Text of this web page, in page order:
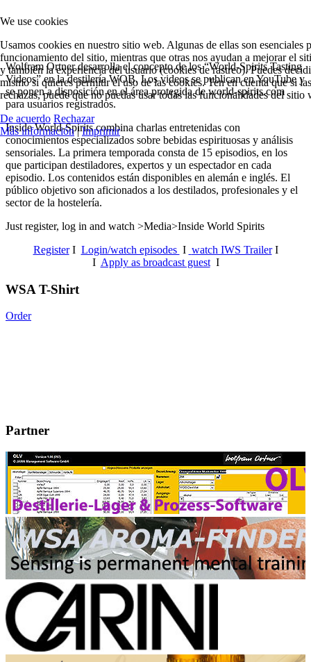
Wolfram Ortner desarrolla el concepto de los “World-Spirits Tasting
Videos” en la destilería WOB. Los videos se publican en YouTube y
se ponen a disposición en el área protegida de world-spirits.com
para usuarios registrados.
Inside World-Spirits combina charlas entretenidas con
conocimientos especializados sobre bebidas espirituosas y análisis
sensoriales. La primera temporada consta de 15 episodios, en los
que participan destiladores, expertos y un espectador en cada
episodio. Los contenidos están disponibles en alemán e inglés. El
público objetivo son aficionados a los destilados, profesionales y el
sector de la hostelería.
Just register, log in and watch >Media>Inside World Spirits
RegisterI Login/watch episodes I watch IWS TrailerI
I Apply as broadcast guestI
WSA T-Shirt
Order
Partner
We use cookies
Usamos cookies en nuestro sitio web. Algunas de ellas son esenciales
funcionamiento del sitio, mientras que otras nos ayudan a mejorar el
y también la experiencia del usuario (cookies de rastreo). Puedes
mismo si quieres permitir el uso de las cookies. Ten en cuenta que si las
rechazas, puede que no puedas usar todas las funcionalidades del sitio
De acuerdo Rechazar
Más información|Imprimir